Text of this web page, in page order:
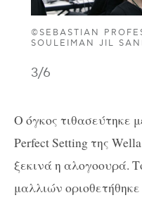
©SEBASTIAN
SOULEIMAN JIL
3/6
Ο όγκος τιθασεύτηκε
Perfect Setting της
ξεκινά η αλογοουρά.
μαλλιών